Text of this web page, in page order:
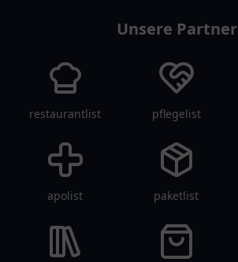
Unsere Partner
restaurantlist pflegelist
apolist paketlist